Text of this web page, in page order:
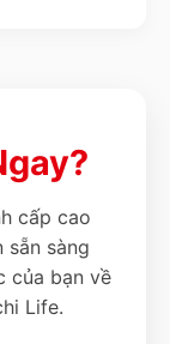
cấp cao
sẵn sàng
của bạn về
Life.